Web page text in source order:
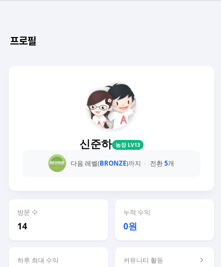
프로필
신준하 농장 LV13
다음 레벨(BRONZE)까지 전환5개
방문 수
14
누적 수익
0원
하루 최대 수익 커뮤니티 활동